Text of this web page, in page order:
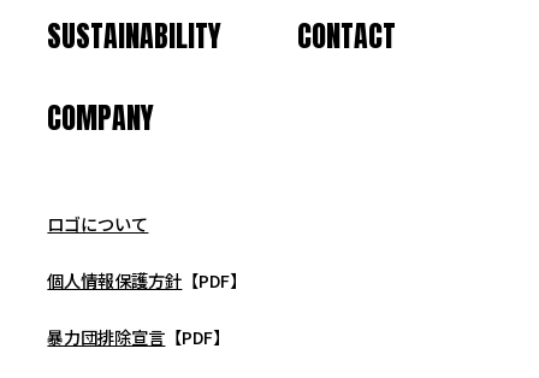
SUSTAINABILITY
COMPANY
CONTACT
ロゴについて
個人情報保護方針 【PDF】
暴力団排除宣言 【PDF】